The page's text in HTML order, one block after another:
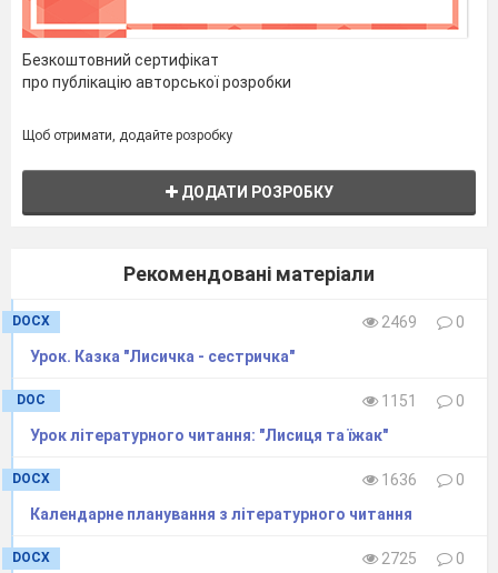
Безкоштовний сертифікат
про публікацію авторської розробки
Щоб отримати, додайте розробку
ДОДАТИ РОЗРОБКУ
Рекомендовані матеріали
DOCX 2469
0
Урок. Казка "Лисичка - сестричка"
DOC 1151
0
Урок літературного читання: "Лисиця та їжак"
DOCX 1636
0
Календарне планування з літературного читання
DOCX 2725
0